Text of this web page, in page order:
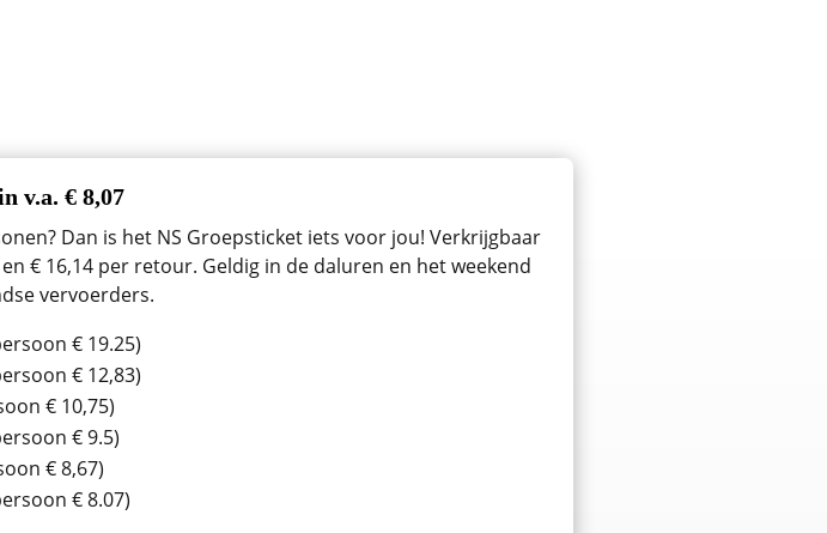
v.a. € 8,07
Dan is het NS Groepsticket iets voor jou! Verkrijgbaar
€ 16,14 per retour. Geldig in de daluren en het weekend
vervoerders.
€ 19.25)
€ 12,83)
€ 10,75)
€ 9.5)
€ 8,67)
€ 8.07)